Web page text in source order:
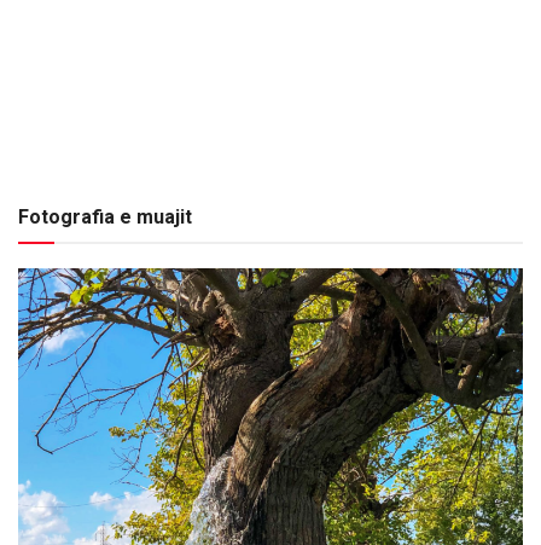
Fotografia e muajit